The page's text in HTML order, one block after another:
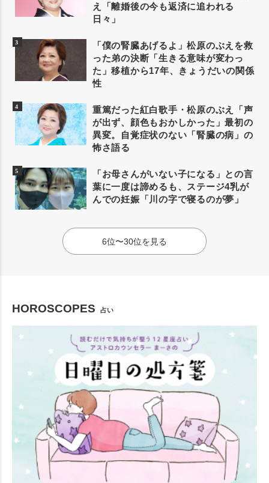
え「離婚後の今も返済に追われる
日々」
「僕の腎臓あげるよ」松原のぶえを救
った弟の決断「生きる意味が変わっ
た」移植から17年、きょうだいの関係
性
重篤だった紅白歌手・松原のぶえ「声
が出ず、顔色もおかしかった」最初の
異変。自覚症状のない「腎臓の病」の
怖さ語る
「お母さんがいない子になる」との言
葉に一度は諦めるも、ステージ4乳が
んでの妊娠「川の字で寝るのが夢」
6位〜30位を見る
HOROSCOPES 占い